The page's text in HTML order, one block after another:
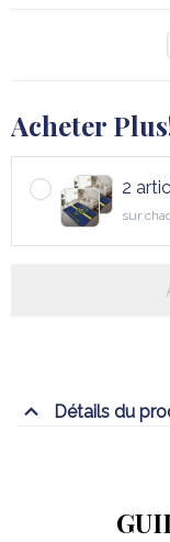
Acheter
2
sur
Détails du